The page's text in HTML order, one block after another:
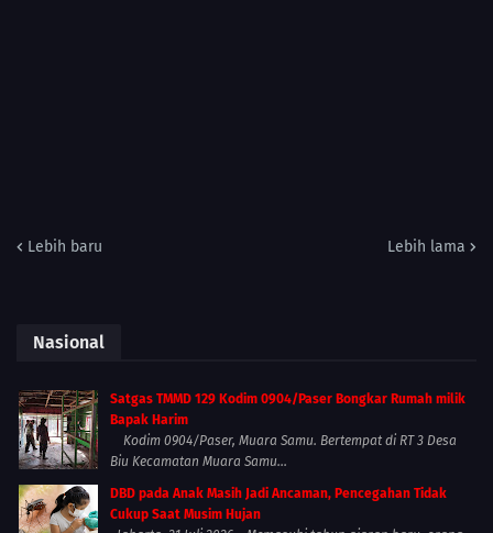
Lebih baru Lebih lama
Nasional
Satgas TMMD 129 Kodim 0904/Paser Bongkar Rumah milik
Bapak Harim
Kodim 0904/Paser, Muara Samu. Bertempat di RT 3 Desa
Biu Kecamatan Muara Samu...
DBD pada Anak Masih Jadi Ancaman, Pencegahan Tidak
Cukup Saat Musim Hujan